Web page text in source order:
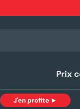
Prix
J'en profite ►